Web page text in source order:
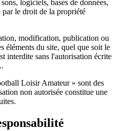
logiciels, bases de données,
par le droit de la propriété
modification, publication ou
éléments du site, quel que soit le
interdite sans l'autorisation écrite
Loisir Amateur » sont des
non autorisée constitue une